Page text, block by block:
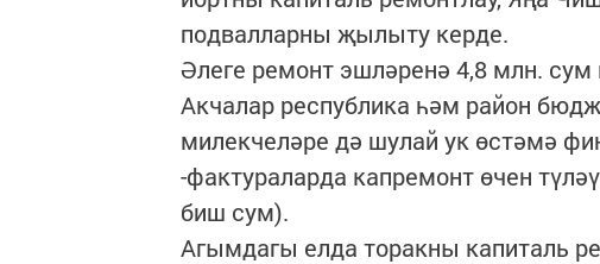
подвалларны җылыту керде.
Әлеге ремонт эшләренә 4,8 млн.
Акчалар республика һәм район
милекчеләре дә шулай ук өстәмә
-фактураларда капремонт өчен
биш сум).
Агымдагы елда торакны капиталь